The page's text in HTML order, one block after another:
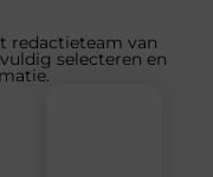
redactieteam van
selecteren en